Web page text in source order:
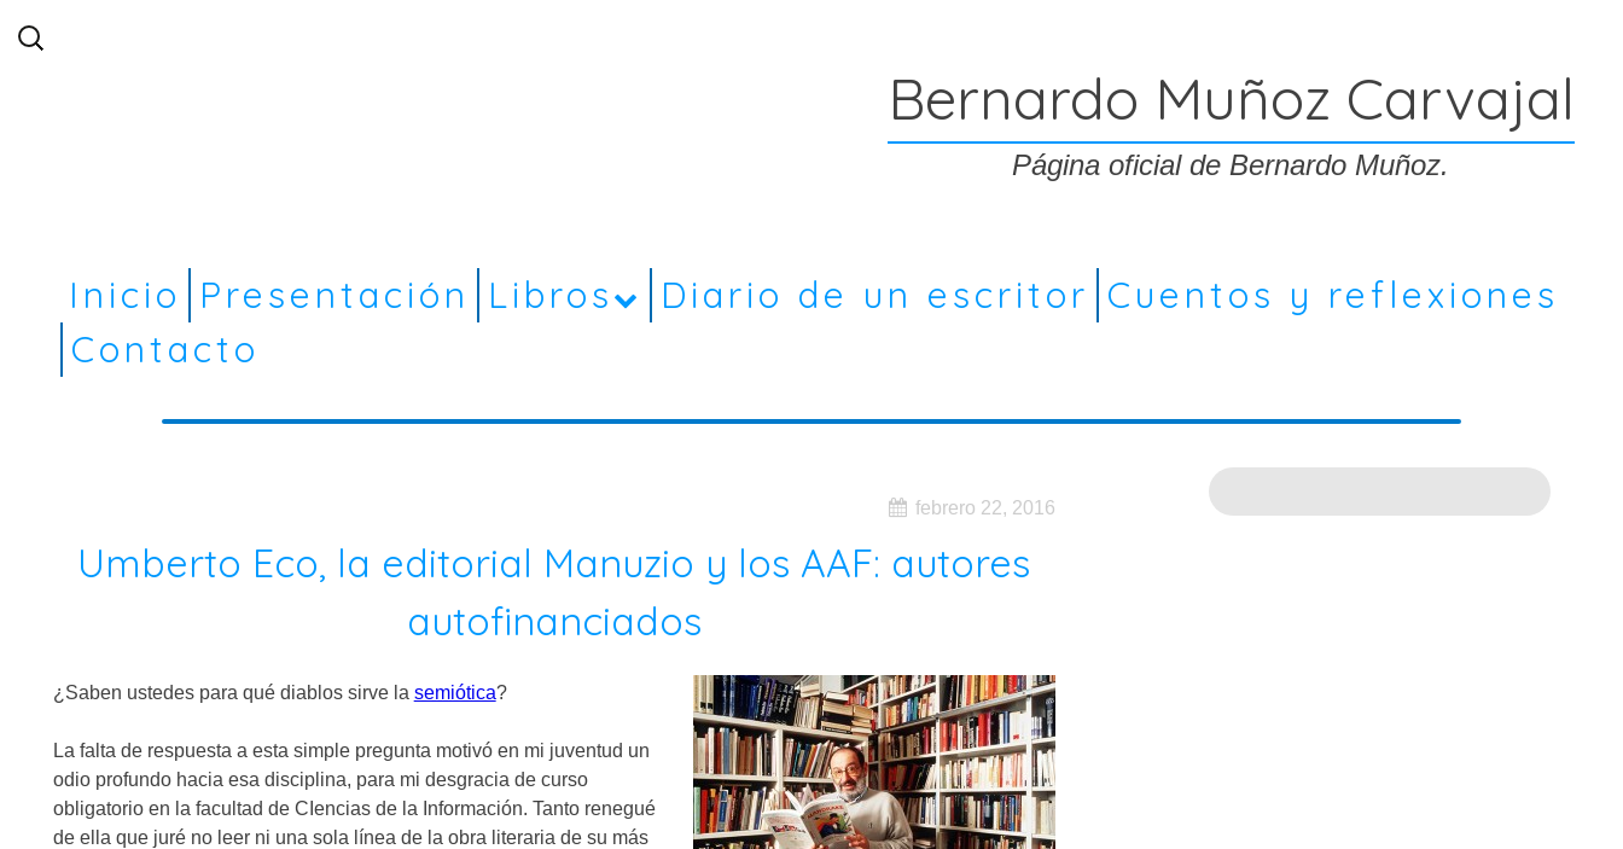
Buscar:
Bernardo Muñoz Carvajal
Página oficial de Bernardo Muñoz.
Inicio Presentación Libros Diario de un escritor Cuentos y reflexiones
Contacto
febrero 22, 2016
Umberto Eco, la editorial Manuzio y los AAF: autores
autofinanciados
¿Saben ustedes para qué diablos sirve la semiótica?
La falta de respuesta a esta simple pregunta motivó en mi juventud un
odio profundo hacia esa disciplina, para mi desgracia de curso
obligatorio en la facultad de CIencias de la Información. Tanto renegué
de ella que juré no leer ni una sola línea de la obra literaria de su más